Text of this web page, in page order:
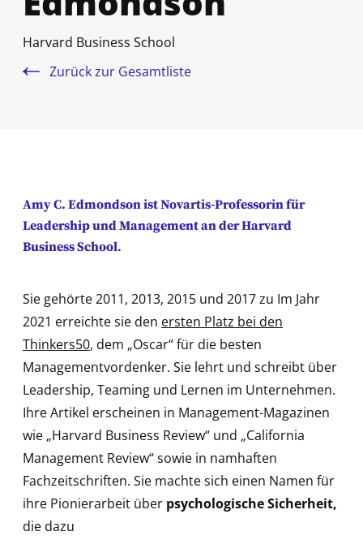
Harvard Business School
Zurück zur Gesamtliste
Amy C. Edmondson ist Novartis-Professorin für
Leadership und Management an der Harvard
Business School.
Sie gehörte 2011, 2013, 2015 und 2017 zu Im Jahr
2021 erreichte sie den ersten Platz bei den
Thinkers50, dem „Oscar“ für die besten
Managementvordenker. Sie lehrt und schreibt über
Leadership, Teaming und Lernen im Unternehmen.
Ihre Artikel erscheinen in Management-Magazinen
wie „Harvard Business Review“ und „California
Management Review“ sowie in namhaften
Fachzeitschriften. Sie machte sich einen Namen für
ihre Pionierarbeit über psychologische Sicherheit,
die dazu